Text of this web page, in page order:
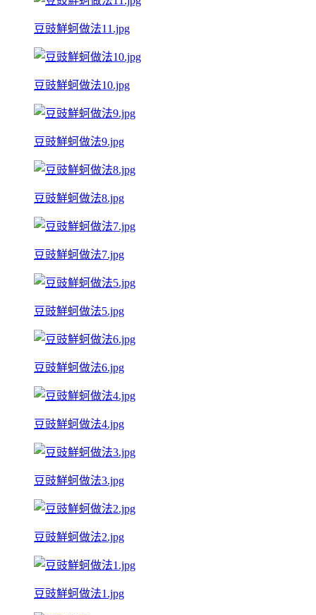
豆豉鮮蚵做法11.jpg
豆豉鮮蚵做法10.jpg
豆豉鮮蚵做法9.jpg
豆豉鮮蚵做法8.jpg
豆豉鮮蚵做法7.jpg
豆豉鮮蚵做法5.jpg
豆豉鮮蚵做法6.jpg
豆豉鮮蚵做法4.jpg
豆豉鮮蚵做法3.jpg
豆豉鮮蚵做法2.jpg
豆豉鮮蚵做法1.jpg